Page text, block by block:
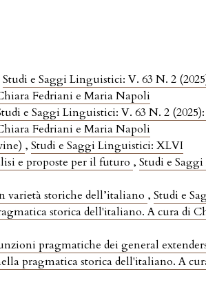
Studi e Saggi Linguistici: V. 63 N. 2
Fedriani e Maria Napoli
e Saggi Linguistici: V. 63 N. 2
Fedriani e Maria Napoli
,Studi e Saggi Linguistici: XLVI
e proposte per il futuro ,Studi e
storiche dell’italiano ,Studi e
storica dell'italiano. A cura di
pragmatiche dei general
pragmatica storica dell'italiano. A